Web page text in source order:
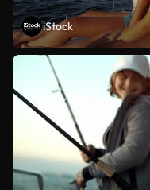
iStock